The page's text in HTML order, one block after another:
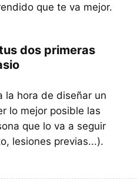
que te va mejor.
dos primeras
la hora de diseñar un
lo mejor posible las
que lo va a seguir
lesiones previas...).